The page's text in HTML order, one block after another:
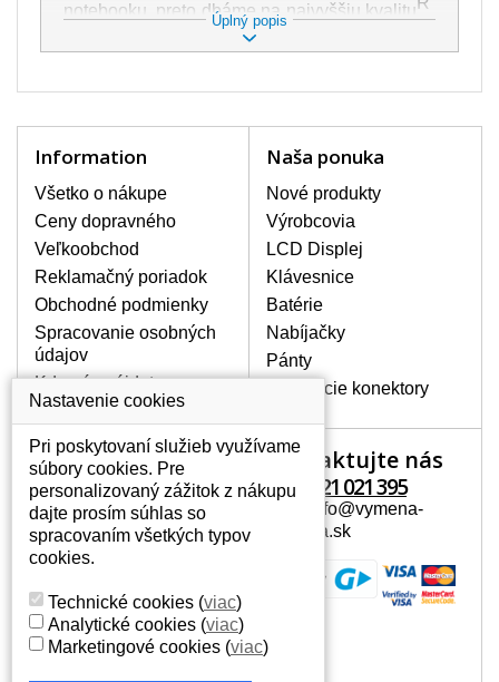
notebooku, preto dbáme na najvyššiu kvalitu
tohto náhradného dielu. Slúži k
zobrazovaniu textu či obrazu v rôznej
najväčšou opatrnosťou. Medzi najčastejšie
poškodenie napr. prasklinu alebo
poškrábanie. Ďalej zvislé pruhy, nesvietiaci
displej, preblikávanie alebo nerovnomerný
jas.
LCD DISPLEJE NAJVYŠŠEJ
KVALITY !
Skladom držíme len originálne displeje, ktoré
spĺňajú vysokú kvalitu triedy A+ bez chybných
pixelov a to po celú dobu záruky.
AKO ZISTÍTE AKÝ POTREBUJETE
DISPLEJ PRE SVOJ NOTEBOOK?
Displej je možné dohľadať podľa modelu
notebooku, ktorý je uvedený na spodnej
strane notebooku na štítku alebo pod
batériou. Býva tiež znázornený na
rámčeku alebo pri klávesnici. V prípade,
že máte displej demontovaný, dohľadáte
to vďaka modelovému označeniu z
displeja, ktoré sa nachádza na štítku pri
EAN kóde.
Úplný popis
Information
Všetko o nákupe
Ceny dopravného
Veľkoobchod
Reklamačný poriadok
Obchodné podmienky
Spracovanie osobných
údajov
Kde nás nájdete
Naša ponuka
Nové produkty
Výrobcovia
LCD Displej
Klávesnice
Batérie
Nabíjačky
Pánty
Napájacie konektory
Váš účet
Váš účet
Osobné informácie
Adresy
Kontaktujte nás
+421 221 021 395
Mail: info@vymena-
displeja.sk
Nastavenie cookies
Pri poskytovaní služieb využívame
súbory cookies. Pre
personalizovaný zážitok z nákupu
dajte prosím súhlas so
spracovaním všetkých typov
cookies.
Technické cookies (viac)
Analytické cookies (viac)
Marketingové cookies (viac)